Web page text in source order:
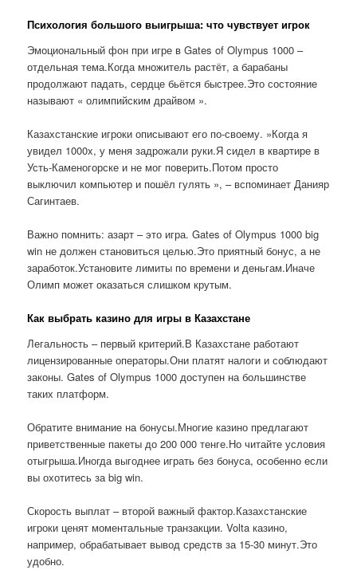
Психология большого выигрыша: что чувствует игрок
Эмоциональный фон при игре в Gates of Olympus 1000 –
отдельная тема.Когда множитель растёт, а барабаны
продолжают падать, сердце бьётся быстрее.Это состояние
называют « олимпийским драйвом ».
Казахстанские игроки описывают его по-своему. »Когда я
увидел 1000x, у меня задрожали руки.Я сидел в квартире в
Усть-Каменогорске и не мог поверить.Потом просто
выключил компьютер и пошёл гулять », – вспоминает Данияр
Сагинтаев.
Важно помнить: азарт – это игра. Gates of Olympus 1000 big
win не должен становиться целью.Это приятный бонус, а не
заработок.Установите лимиты по времени и деньгам.Иначе
Олимп может оказаться слишком крутым.
Как выбрать казино для игры в Казахстане
Легальность – первый критерий.В Казахстане работают
лицензированные операторы.Они платят налоги и соблюдают
законы. Gates of Olympus 1000 доступен на большинстве
таких платформ.
Обратите внимание на бонусы.Многие казино предлагают
приветственные пакеты до 200 000 тенге.Но читайте условия
отыгрыша.Иногда выгоднее играть без бонуса, особенно если
вы охотитесь за big win.
Скорость выплат – второй важный фактор.Казахстанские
игроки ценят моментальные транзакции. Volta казино,
например, обрабатывает вывод средств за 15-30 минут.Это
удобно.